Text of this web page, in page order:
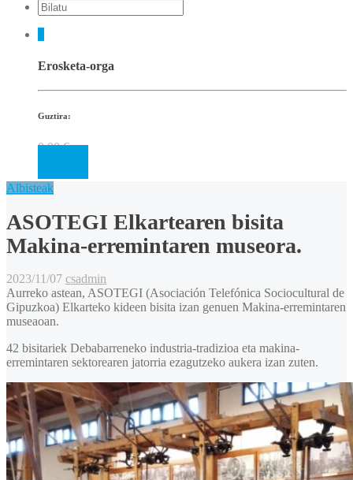
Erosketa-orga
Guztira:
0.00€
Albisteak
ASOTEGI Elkartearen bisita
Makina-erremintaren museora.
2023/11/07 csadmin
Aurreko astean, ASOTEGI (Asociación Telefónica Sociocultural de
Gipuzkoa) Elkarteko kideen bisita izan genuen Makina-erremintaren
museaoan.
42 bisitariek Debabarreneko industria-tradizioa eta makina-
erremintaren sektorearen jatorria ezagutzeko aukera izan zuten.